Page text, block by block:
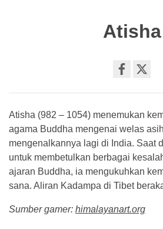
Atisha
facebook
Atisha (982 – 1054) menemukan
agama Buddha mengenai welas
mengenalkannya lagi di India. Saat
untuk membetulkan berbagai
ajaran Buddha, ia mengukuhkan
sana. Aliran Kadampa di Tibet
Sumber gamer: himalayanart.org